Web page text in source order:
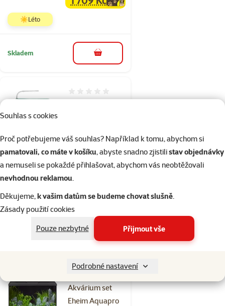
Souhlas s cookies
Proč potřebujeme váš souhlas? Například k tomu, abychom si
pamatovali, co máte v košíku, abyste snadno zjistilistav objednávky
a nemuseli se pokaždé přihlašovat, abychom vás neobtěžovali
nevhodnou reklamou.
Děkujeme,k vašim datům se budeme chovat slušně.
Zásady použití cookies
Pouze nezbytné
Přijmout vše
Podrobné nastavení
familycena
☀️Léto
Skladem do košíku
Night 30l bílé
Běžná cena
2 399 Kč
2 033 Kč
☀️Léto
do košíku
Akvárium set
Eheim Aquapro